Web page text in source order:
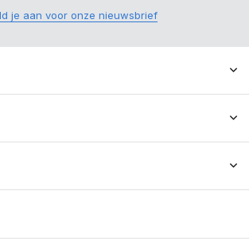
je aan voor onze nieuwsbrief